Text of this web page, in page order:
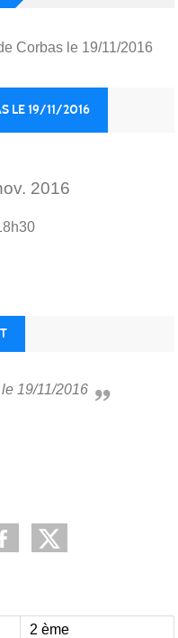
Corbas le 19/11/2016
LE 19/11/2016
2016
19/11/2016
2 ème